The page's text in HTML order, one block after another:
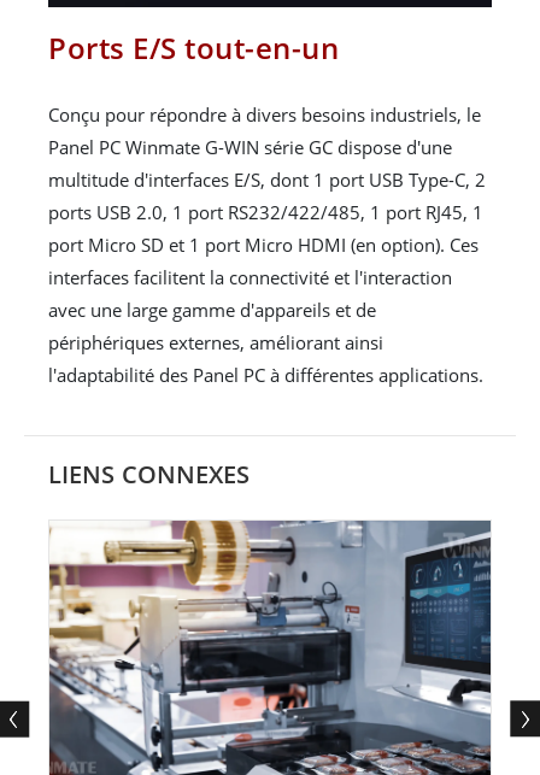
Ports E/S tout-en-un
Conçu pour répondre à divers besoins industriels, le
Panel PC Winmate G-WIN série GC dispose d'une
multitude d'interfaces E/S, dont 1 port USB Type-C, 2
ports USB 2.0, 1 port RS232/422/485, 1 port RJ45, 1
port Micro SD et 1 port Micro HDMI (en option). Ces
interfaces facilitent la connectivité et l'interaction
avec une large gamme d'appareils et de
périphériques externes, améliorant ainsi
l'adaptabilité des Panel PC à différentes applications.
LIENS CONNEXES